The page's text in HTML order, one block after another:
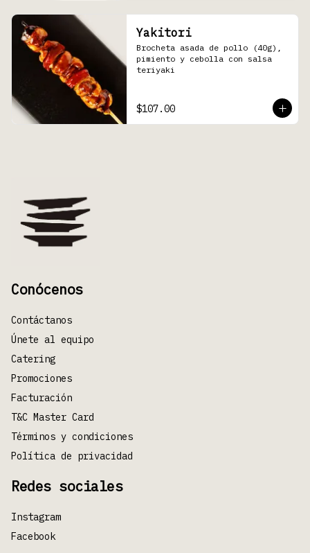
Yakitori
Brocheta asada de pollo (40g),
pimiento y cebolla con salsa
teriyaki
$107.00
Conócenos
Contáctanos
Únete al equipo
Catering
Promociones
Facturación
T&C Master Card
Términos y condiciones
Política de privacidad
Redes sociales
Instagram
Facebook